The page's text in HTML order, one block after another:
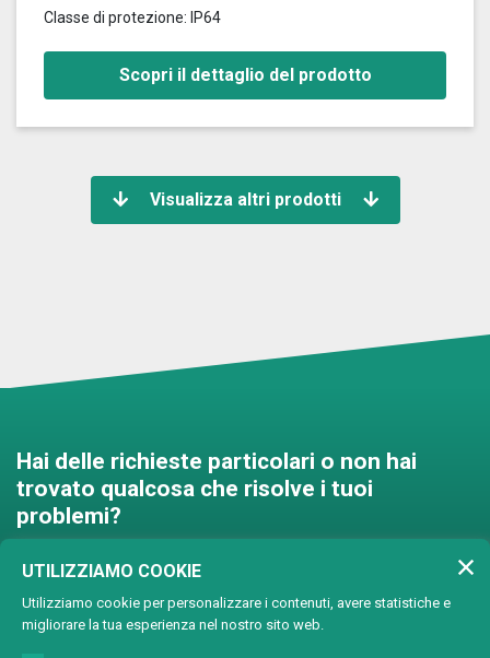
Classe di protezione: IP64
Scopri il dettaglio del prodotto
Visualizza altri prodotti
Hai delle richieste particolari o non hai
trovato qualcosa che risolve i tuoi
problemi?
Contattaci e troveremo una
soluzione insieme!
UTILIZZIAMO COOKIE
Utilizziamo cookie per personalizzare i contenuti, avere statistiche e
migliorare la tua esperienza nel nostro sito web.